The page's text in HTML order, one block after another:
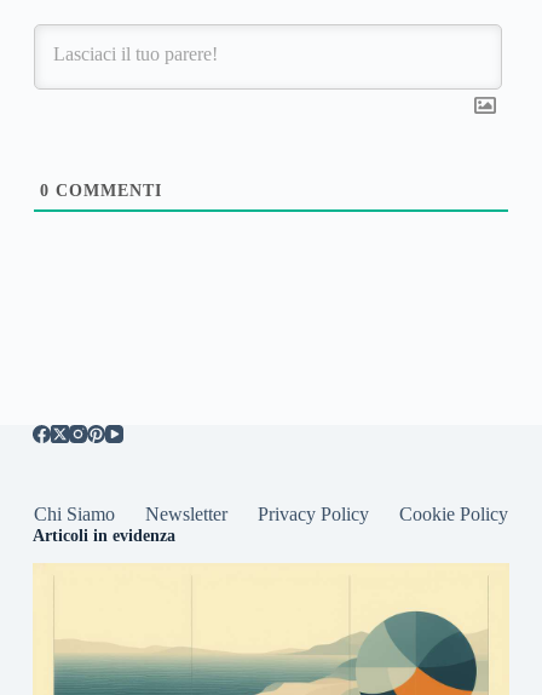
0 COMMENTI
Chi Siamo Newsletter Privacy Policy Cookie Policy
Articoli in evidenza